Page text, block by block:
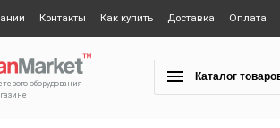
Контакты Как купить Доставка Оплата
оборудования
Каталог